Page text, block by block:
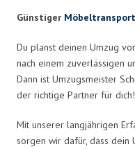
Günstiger Möbeltransport
Du planst deinen Umzug
nach einem zuverlässigen
Dann ist Umzugsmeister
der richtige Partner für dich!
Mit unserer langjährigen
sorgen wir dafür, dass dein